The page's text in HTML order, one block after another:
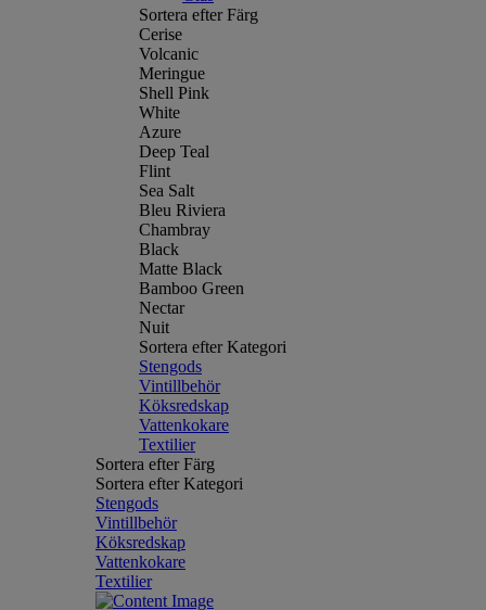
Sortera efter Färg
Cerise
Volcanic
Meringue
Shell Pink
White
Azure
Deep Teal
Flint
Sea Salt
Bleu Riviera
Chambray
Black
Matte Black
Bamboo Green
Nectar
Nuit
Sortera efter Kategori
Stengods
Vintillbehör
Köksredskap
Vattenkokare
Textilier
Sortera efter Färg
Sortera efter Kategori
Stengods
Vintillbehör
Köksredskap
Vattenkokare
Textilier